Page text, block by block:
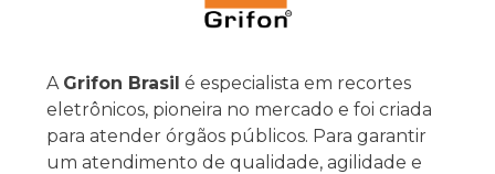
A Grifon Brasil é especialista em recortes
eletrônicos, pioneira no mercado e foi criada
para atender órgãos públicos. Para garantir
um atendimento de qualidade, agilidade e